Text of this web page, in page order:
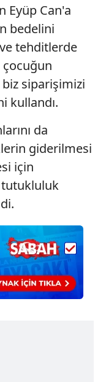
çeşitli kişisel
çerezler bilgi
daha işlevsel
yönelik
amaçlarıyla
alan panel
ilişkin detaylı bilgi
Bilgilendirme
Kanunu uyarınca
çerezlerle ilgili bilgi
Eyüp Can'a
bedelini
tehditlerde
çocuğun
siparişimizi
kullandı.
da
giderilmesi
için
tutukluluk